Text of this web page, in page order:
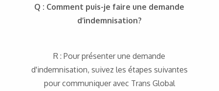
Q : Comment puis-je faire une demande
d’indemnisation?
R : Pour présenter une demande
d'indemnisation, suivez les étapes suivantes
pour communiquer avec Trans Global